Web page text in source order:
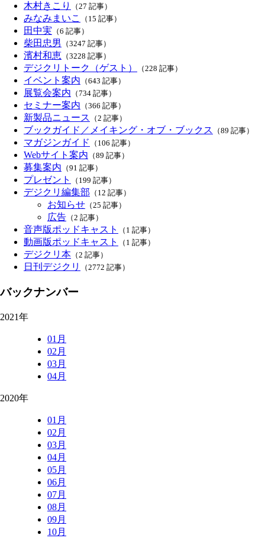
木村きこり （27 記事）
みなみまいこ （15 記事）
田中実 （6 記事）
柴田忠男 （3247 記事）
濱村和恵 （3228 記事）
デジクリトーク（ゲスト） （228 記事）
イベント案内 （643 記事）
展覧会案内 （734 記事）
セミナー案内 （366 記事）
新製品ニュース （2 記事）
ブックガイド／メイキング・オブ・ブックス （89 記事）
マガジンガイド （106 記事）
Webサイト案内 （89 記事）
募集案内 （91 記事）
プレゼント （199 記事）
デジクリ編集部 （12 記事）
お知らせ （25 記事）
広告 （2 記事）
音声版ポッドキャスト （1 記事）
動画版ポッドキャスト （1 記事）
デジクリ本 （2 記事）
日刊デジクリ （2772 記事）
バックナンバー
2021年
01月
02月
03月
04月
2020年
01月
02月
03月
04月
05月
06月
07月
08月
09月
10月